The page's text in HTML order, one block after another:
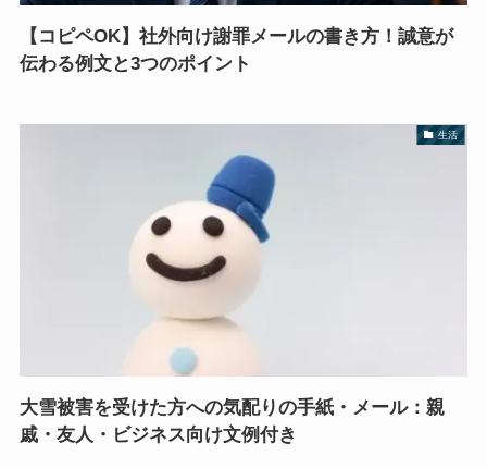
【コピペOK】社外向け謝罪メールの書き方！誠意が
伝わる例文と3つのポイント
生活
大雪被害を受けた方への気配りの手紙・メール：親
戚・友人・ビジネス向け文例付き